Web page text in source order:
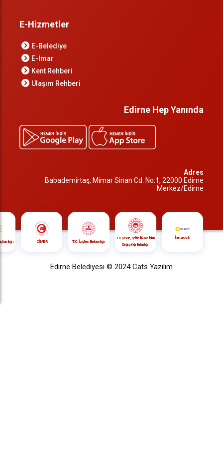
E-Hizmetler
E-Belediye
E-İmar
Kent Rehberi
Ulaşım Rehberi
Edirne Hep Yanında
Adres
Babademirtaş, Mimar Sinan Cd. No:1, 22000 Edirne
Merkez/Edirne
CİMER T.C. İçişleri Bakanlığı
T.C. Çevre, Şehircilik ve İklim
Değişikliği Bakanlığı
İlan.gov.tr
Edirne Belediyesi © 2024Cats Yazılım